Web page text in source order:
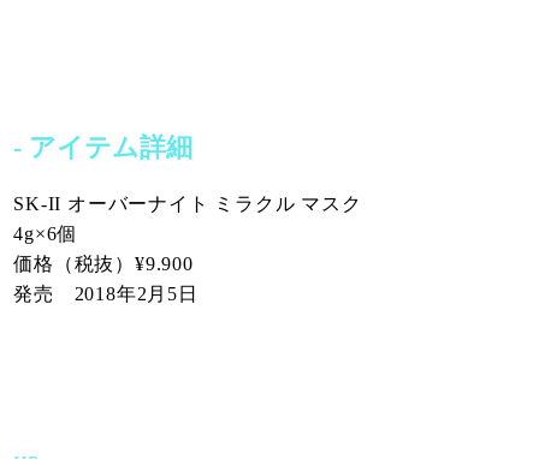
- アイテム詳細
SK-II オーバーナイト ミラクル マスク
4g×6個
価格（税抜）¥9.900
発売 2018年2月5日